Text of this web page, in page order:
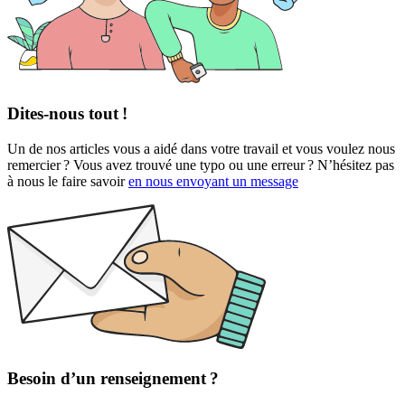
Dites-nous tout !
Un de nos articles vous a aidé dans votre travail et vous voulez nous
remercier ? Vous avez trouvé une typo ou une erreur ? N’hésitez pas
à nous le faire savoiren nous envoyant un message
Besoin d’un renseignement ?